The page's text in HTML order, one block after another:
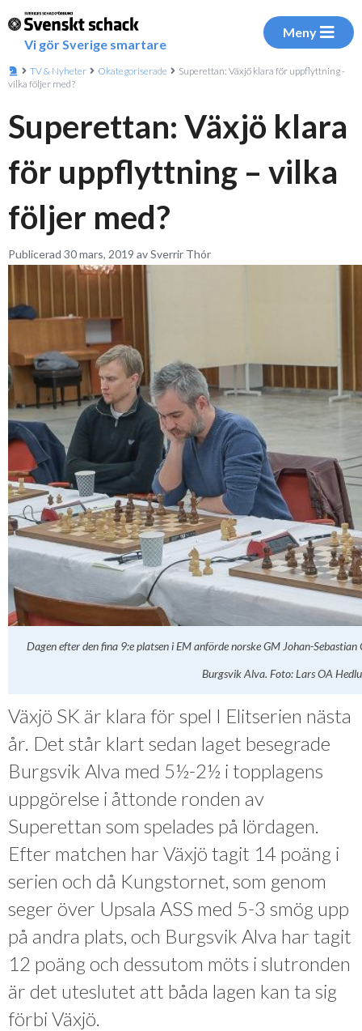
Vi gör Sverige smartare
Meny
TV & Nyheter Okategoriserade
Superettan: Växjö klara för uppflyttning -
vilka följer med?
Superettan: Växjö klara
för uppflyttning – vilka
följer med?
Publicerad 30 mars, 2019 av Sverrir Thór
Dagen efter den fina 9:e platsen i EM anförde norske GM Johan-
Burgsvik Alva. Foto: Lars OA
Växjö SK är klara för spel I Elitserien nästa
år. Det står klart sedan laget besegrade
Burgsvik Alva med 5½-2½ i topplagens
uppgörelse i åttonde ronden av
Superettan som spelades på lördagen.
Efter matchen har Växjö tagit 14 poäng i
serien och då Kungstornet, som genom
seger över Upsala ASS med 5-3 smög upp
på andra plats, och Burgsvik Alva har tagit
12 poäng och dessutom möts i slutronden
är det uteslutet att båda lagen kan ta sig
förbi Växjö.